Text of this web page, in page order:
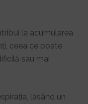
la acumularea
ceea ce poate
sau mai
lăsând un